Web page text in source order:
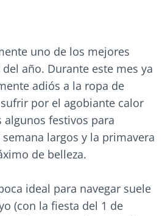
uno de los mejores
año. Durante este mes ya
adiós a la ropa de
por el agobiante calor
festivos para
largos y la primavera
de belleza.
ideal para navegar suele
(con la fiesta del 1 de